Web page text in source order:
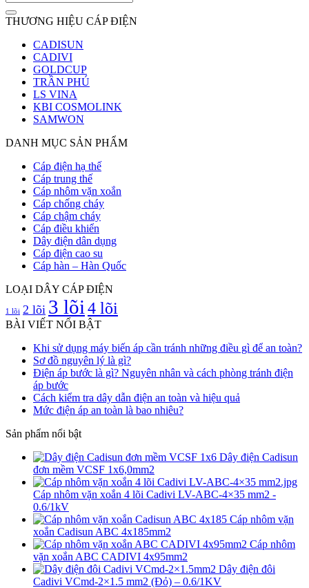
THƯƠNG HIỆU CÁP ĐIỆN
CADISUN
CADIVI
GOLDCUP
TRẦN PHÚ
LS VINA
KBI COSMOLINK
SAMWON
DANH MỤC SẢN PHẨM
Cáp điện hạ thế
Cáp trung thế
Cáp nhôm vặn xoắn
Cáp chống cháy
Cáp chậm cháy
Cáp điều khiển
Dây điện dân dụng
Cáp điện cao su
Cáp hàn – Hàn Quốc
LOẠI DÂY CÁP ĐIỆN
1 lõi 2 lõi 3 lõi 4 lõi
BÀI VIẾT NỔI BẬT
Khi sử dụng máy biến áp cần tránh những điều gì để an toàn?
Sơ đồ nguyên lý là gì?
Điện áp bước là gì? Nguyên nhân và cách phòng tránh điện
áp bước
Cách kiểm tra dây dẫn điện an toàn và hiệu quả
Mức điện áp an toàn là bao nhiêu?
Sản phẩm nổi bật
Dây điện Cadisun
đơn mềm VCSF 1x6,0mm2
Cáp nhôm vặn xoắn 4 lõi Cadivi LV-ABC-4×35 mm2 -
0.6/1kV
Cáp nhôm vặn
xoắn Cadisun ABC 4x185mm2
Cáp nhôm
vặn xoắn ABC CADIVI 4x95mm2
Dây điện đôi
Cadivi VCmd-2×1.5 mm2 (Đỏ) – 0.6/1KV